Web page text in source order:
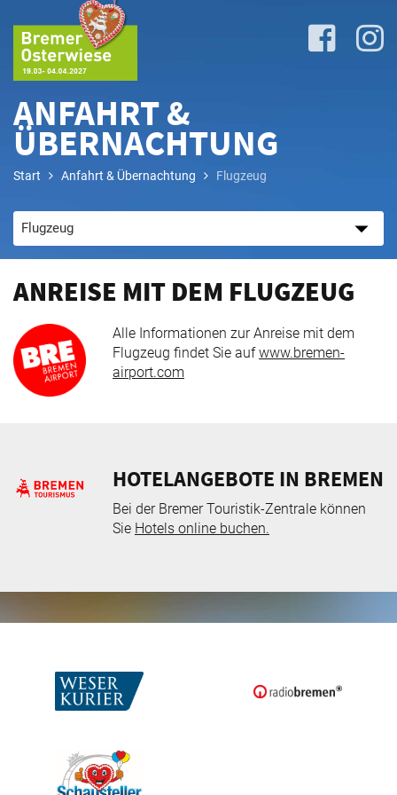
Lageplan
Attraktionen
Programm
ANFAHRT &
ÜBERNACHTUNG
Start Anfahrt & Übernachtung Flugzeug
ANREISE MIT DEM FLUGZEUG
Alle Informationen zur Anreise mit dem
Flugzeug findet Sie aufwww.bremen-
airport.com
HOTELANGEBOTE IN BREMEN
Bei der Bremer Touristik-Zentrale können
Sie Hotels online buchen.